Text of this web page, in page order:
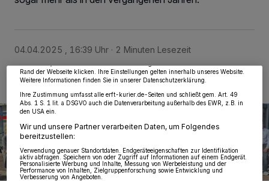
04.04.2025 , 16:39 Uhr 2 Minuten Lesezeit
Wir und unsere 218 -Partner speichern und greifen auf personenbezogene Daten
möglicherweise nicht mehr so relevant für Sie. Sie können dieses Menü jederzeit
wieder aufrufen, um Ihre Einstellungen zu ändern oder Ihre Einwilligung zu
Rand der Webseite klicken. Ihre Einstellungen gelten innerhalb unseres Website.
Weitere Informationen finden Sie in unserer Datenschutzerklärung.
Ihre Zustimmung umfasst alle erft-kurier.de-Seiten und schließt gem. Art. 49
Abs. 1 S. 1 lit. a DSGVO auch die Datenverarbeitung außerhalb des EWR, z.B. in
den USA ein.
Wir und unsere Partner verarbeiten Daten, um Folgendes
bereitzustellen:
Verwendung genauer Standortdaten. Endgeräteeigenschaften zur Identifikation
aktiv abfragen. Speichern von oder Zugriff auf Informationen auf einem Endgerät.
Personalisierte Werbung und Inhalte, Messung von Werbeleistung und der
Performance von Inhalten, Zielgruppenforschung sowie Entwicklung und
Verbesserung von Angeboten.